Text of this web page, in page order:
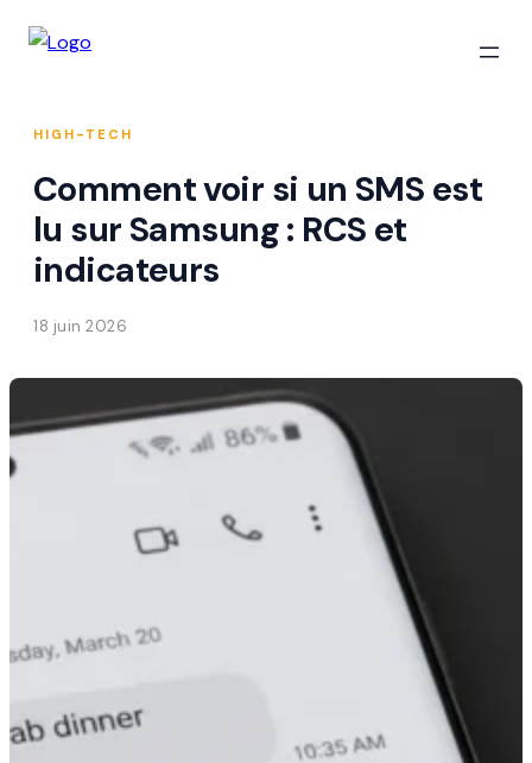
HIGH-TECH
Comment voir si un SMS est
lu sur Samsung : RCS et
indicateurs
18 juin 2026